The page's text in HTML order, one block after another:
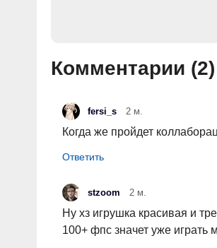
Комментарии (2)
fersi_s 2 м.
Когда же пройдет
stzoom 2 м.
Ну хз игрушка красивая и
100+ фпс значет уже играть